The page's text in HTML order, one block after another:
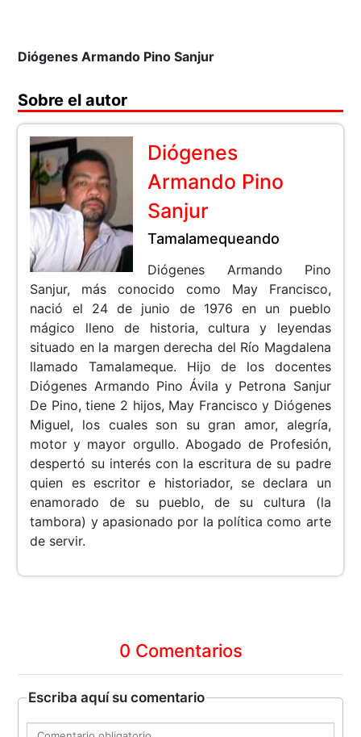
Diógenes Armando Pino Sanjur
Sobre el autor
Diógenes
Armando Pino
Sanjur
Tamalamequeando
Diógenes Armando Pino
Sanjur, más conocido como May Francisco,
nació el 24 de junio de 1976 en un pueblo
mágico lleno de historia, cultura y leyendas
situado en la margen derecha del Río Magdalena
llamado Tamalameque. Hijo de los docentes
Diógenes Armando Pino Ávila y Petrona Sanjur
De Pino, tiene 2 hijos, May Francisco y Diógenes
Miguel, los cuales son su gran amor, alegría,
motor y mayor orgullo. Abogado de Profesión,
despertó su interés con la escritura de su padre
quien es escritor e historiador, se declara un
enamorado de su pueblo, de su cultura (la
tambora) y apasionado por la política como arte
de servir.
0 Comentarios
Escriba aquí su comentario